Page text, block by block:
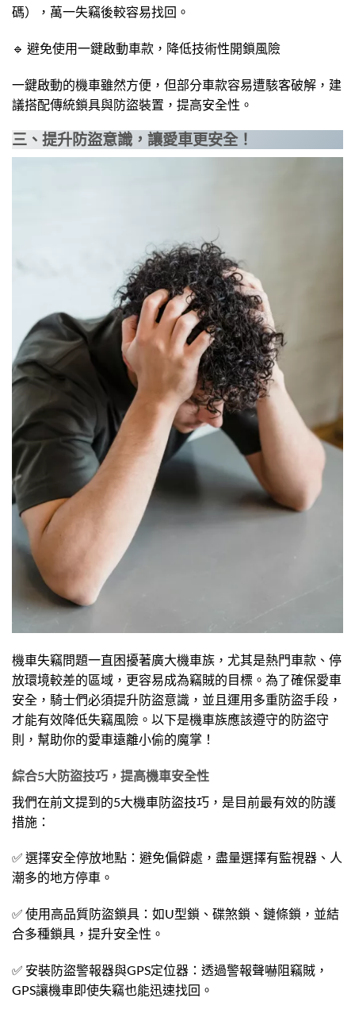
碼），萬一失竊後較容易找回。
🔹 避免使用一鍵啟動車款，降低技術性開鎖風險
一鍵啟動的機車雖然方便，但部分車款容易遭駭客破解，建
議搭配傳統鎖具與防盜裝置，提高安全性。
三、提升防盜意識，讓愛車更安全！
機車失竊問題一直困擾著廣大機車族，尤其是熱門車款、停
放環境較差的區域，更容易成為竊賊的目標。為了確保愛車
安全，騎士們必須提升防盜意識，並且運用多重防盜手段，
才能有效降低失竊風險。以下是機車族應該遵守的防盜守
則，幫助你的愛車遠離小偷的魔掌！
綜合5大防盜技巧，提高機車安全性
我們在前文提到的5大機車防盜技巧，是目前最有效的防護
措施：
✅ 選擇安全停放地點：避免偏僻處，盡量選擇有監視器、人
潮多的地方停車。
✅ 使用高品質防盜鎖具：如U型鎖、碟煞鎖、鏈條鎖，並結
合多種鎖具，提升安全性。
✅ 安裝防盜警報器與GPS定位器：透過警報聲嚇阻竊賊，
GPS讓機車即使失竊也能迅速找回。